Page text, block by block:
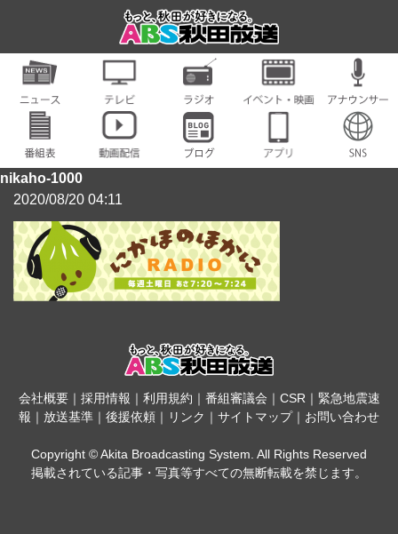
nikaho-1000
2020/08/20 04:11
会社概要｜ 採用情報 ｜ 利用規約 ｜ 番組審議会 ｜ CSR｜ 緊急地震速
報 ｜ 放送基準 ｜ 後援依頼 ｜ リンク ｜ サイトマップ｜ お問い合わせ
Copyright © Akita Broadcasting System. All Rights Reserved
掲載されている記事・写真等すべての無断転載を禁じます。